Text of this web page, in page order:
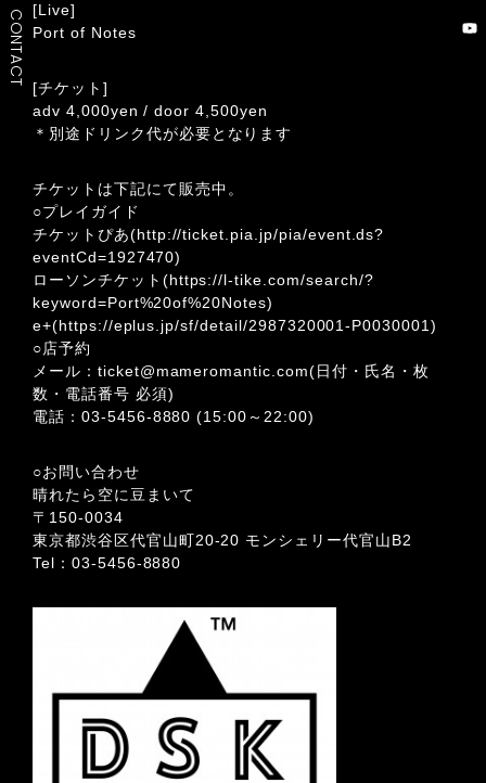
CONTACT
[Live]
Port of Notes
[チケット]
adv 4,000yen / door 4,500yen
＊別途ドリンク代が必要となります
チケットは下記にて販売中。
○プレイガイド
チケットぴあ(http://ticket.pia.jp/pia/event.ds?
eventCd=1927470)
ローソンチケット(https://l-tike.com/search/?
keyword=Port%20of%20Notes)
e+(https://eplus.jp/sf/detail/2987320001-P0030001)
○店予約
メール： ticket@mameromantic.com(日付・氏名・枚
数・電話番号 必須)
電話： 03-5456-8880 (15:00～22:00)
○お問い合わせ
晴れたら空に豆まいて
〒150-0034
東京都渋谷区代官山町20-20 モンシェリー代官山B2
Tel：03-5456-8880